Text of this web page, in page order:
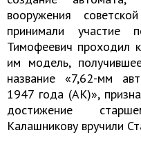
вооружения
принимали участие
Тимофеевич проходил
им модель,
название «7,62-мм
1947 года (АК)»,
достижение
Калашникову вручили